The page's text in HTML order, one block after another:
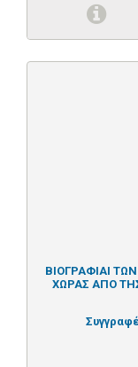
ΒΙΟΓΡΑΦΙΑΙ
ΧΩΡΑΣ ΑΠΟ